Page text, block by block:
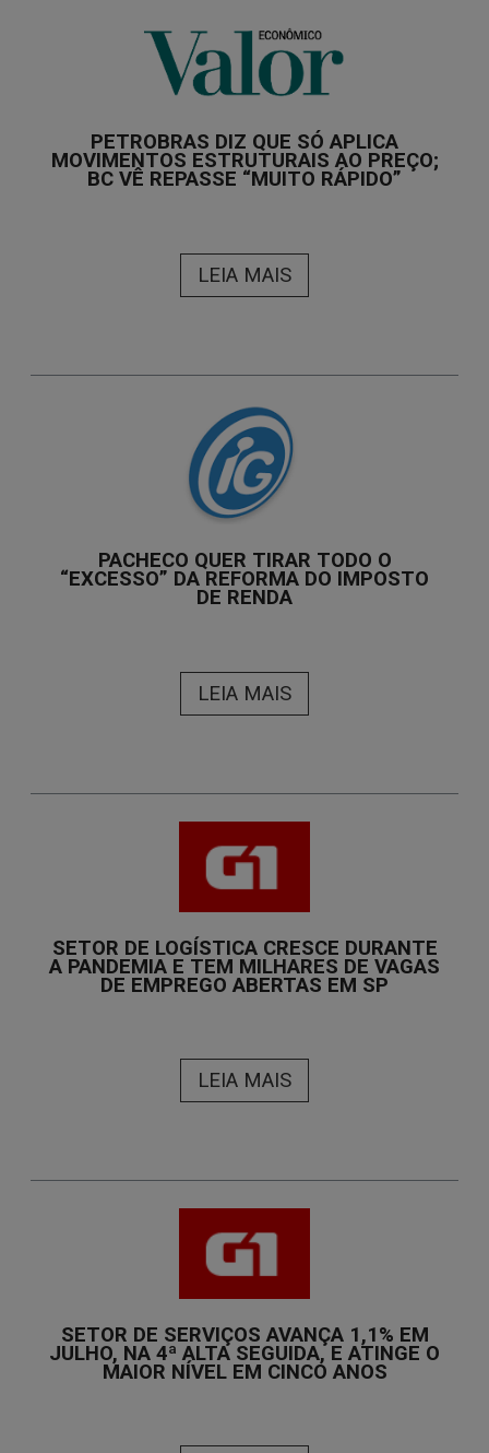
PETROBRAS DIZ QUE SÓ APLICA
MOVIMENTOS ESTRUTURAIS AO PREÇO;
BC VÊ REPASSE “MUITO RÁPIDO”
LEIA MAIS
PACHECO QUER TIRAR TODO O
“EXCESSO” DA REFORMA DO IMPOSTO
DE RENDA
LEIA MAIS
SETOR DE LOGÍSTICA CRESCE DURANTE
A PANDEMIA E TEM MILHARES DE VAGAS
DE EMPREGO ABERTAS EM SP
LEIA MAIS
SETOR DE SERVIÇOS AVANÇA 1,1% EM
JULHO, NA 4ª ALTA SEGUIDA, E ATINGE O
MAIOR NÍVEL EM CINCO ANOS